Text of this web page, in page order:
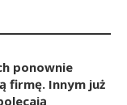
ponownie
firmę. Innym już